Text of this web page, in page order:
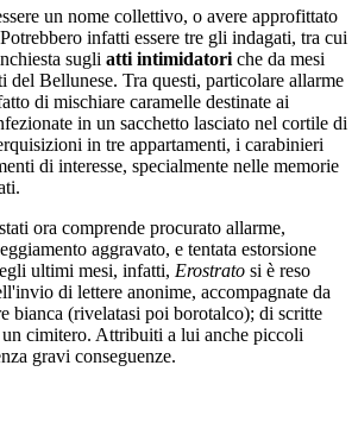
un nome collettivo, o avere approfittato
infatti essere tre gli indagati, tra cui
sugli atti intimidatori che da mesi
del Bellunese. Tra questi, particolare allarme
di mischiare caramelle destinate ai
in un sacchetto lasciato nel cortile di
in tre appartamenti, i carabinieri
di interesse, specialmente nelle memorie
ora comprende procurato allarme,
aggravato, e tentata estorsione
ultimi mesi, infatti, Erostrato si è reso
di lettere anonime, accompagnate da
bianca (rivelatasi poi borotalco); di scritte
cimitero. Attribuiti a lui anche piccoli
gravi conseguenze.